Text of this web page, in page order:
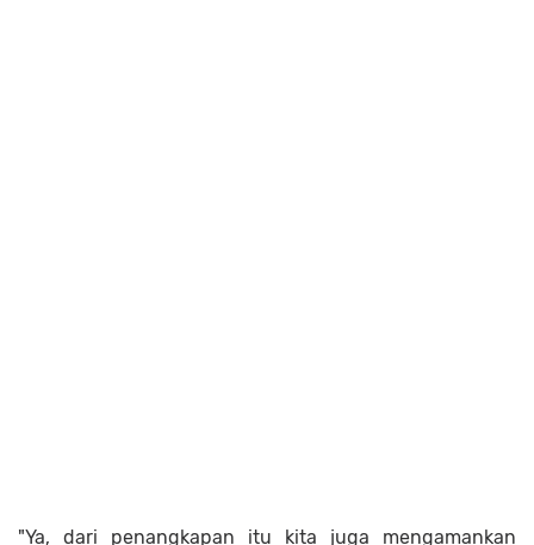
"Ya, dari penangkapan itu kita juga mengamankan